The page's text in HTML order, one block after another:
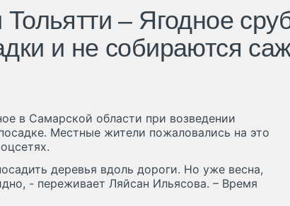
– Ягодное
и не собираются
в Самарской области при возведении
Местные жители пожаловались на это
деревья вдоль дороги. Но уже весна,
- переживает Ляйсан Ильясова. – Время